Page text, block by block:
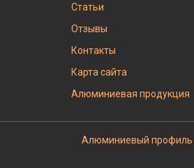
Статьи
Отзывы
Контакты
Карта сайта
Алюминиевая продукция
Алюминиевый профиль